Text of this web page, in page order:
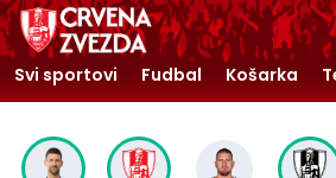
Svi sportovi Fudbal Košarka